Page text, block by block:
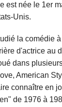
est née le 1er
Unis.
la comédie
d'actrice au
dans
American
connaître en
de 1976 à